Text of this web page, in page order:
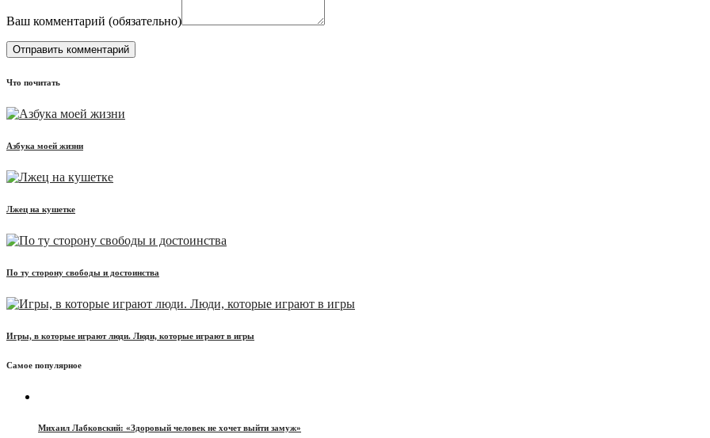
Ваш комментарий (обязательно)
Что почитать
Азбука моей жизни
Лжец на кушетке
По ту сторону свободы и достоинства
Игры, в которые играют люди. Люди, которые играют в игры
Самое популярное
Михаил Лабковский: «Здоровый человек не хочет выйти замуж»